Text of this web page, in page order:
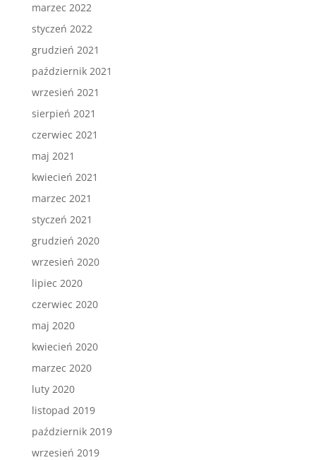
marzec 2022
styczeń 2022
grudzień 2021
październik 2021
wrzesień 2021
sierpień 2021
czerwiec 2021
maj 2021
kwiecień 2021
marzec 2021
styczeń 2021
grudzień 2020
wrzesień 2020
lipiec 2020
czerwiec 2020
maj 2020
kwiecień 2020
marzec 2020
luty 2020
listopad 2019
październik 2019
wrzesień 2019